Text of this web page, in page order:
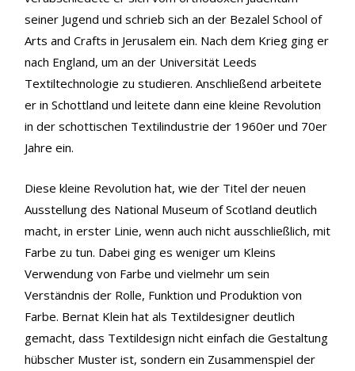
seiner Jugend und schrieb sich an der Bezalel School of
Arts and Crafts in Jerusalem ein. Nach dem Krieg ging er
nach England, um an der Universität Leeds
Textiltechnologie zu studieren. Anschließend arbeitete
er in Schottland und leitete dann eine kleine Revolution
in der schottischen Textilindustrie der 1960er und 70er
Jahre ein.
Diese kleine Revolution hat, wie der Titel der neuen
Ausstellung des National Museum of Scotland deutlich
macht, in erster Linie, wenn auch nicht ausschließlich, mit
Farbe zu tun. Dabei ging es weniger um Kleins
Verwendung von Farbe und vielmehr um sein
Verständnis der Rolle, Funktion und Produktion von
Farbe. Bernat Klein hat als Textildesigner deutlich
gemacht, dass Textildesign nicht einfach die Gestaltung
hübscher Muster ist, sondern ein Zusammenspiel der